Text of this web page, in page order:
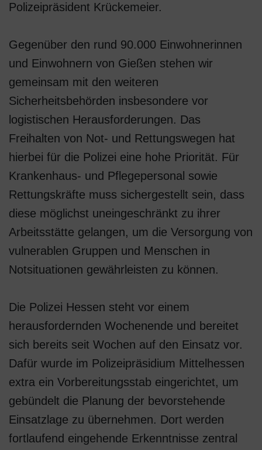
Polizeipräsident Krückemeier.
Gegenüber den rund 90.000 Einwohnerinnen
und Einwohnern von Gießen stehen wir
gemeinsam mit den weiteren
Sicherheitsbehörden insbesondere vor
logistischen Herausforderungen. Das
Freihalten von Not- und Rettungswegen hat
hierbei für die Polizei eine hohe Priorität. Für
Krankenhaus- und Pflegepersonal sowie
Rettungskräfte muss sichergestellt sein, dass
diese möglichst uneingeschränkt zu ihrer
Arbeitsstätte gelangen, um die Versorgung von
vulnerablen Gruppen und Menschen in
Notsituationen gewährleisten zu können.
Die Polizei Hessen steht vor einem
herausfordernden Wochenende und bereitet
sich bereits seit Wochen auf den Einsatz vor.
Dafür wurde im Polizeipräsidium Mittelhessen
extra ein Vorbereitungsstab eingerichtet, um
gebündelt die Planung der bevorstehende
Einsatzlage zu übernehmen. Dort werden
fortlaufend eingehende Erkenntnisse zentral